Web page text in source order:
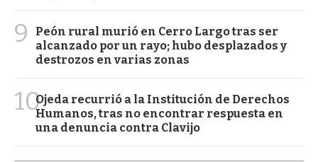
9
Peón rural murió en Cerro Largo tras ser
alcanzado por un rayo; hubo desplazados y
destrozos en varias zonas
10Ojeda recurrió a la Institución de Derechos
Humanos, tras no encontrar respuesta en
una denuncia contra Clavijo